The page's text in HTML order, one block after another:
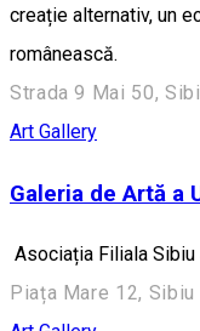
creație alternativ, un
românească.
Strada 9 Mai 50,
Art Gallery
Galeria de Artă a
Asociația Filiala Sibiu
Piața Mare 12,